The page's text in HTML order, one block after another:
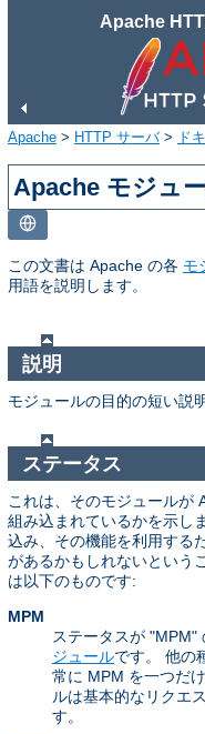
Apache
Apache > HTTP サーバ> ド
Apache モジュ
この文書は Apache の各 モ
用語を説明します。
説明
モジュールの目的の短い説明
ステータス
これは、そのモジュールが
組み込まれているかを示し
込み、その機能を利用する
があるかもしれないという
は以下のものです:
MPM
ステータスが "MPM"
ジュールです。 他の
常に MPM を一つだ
ルは基本的なリクエ
す。